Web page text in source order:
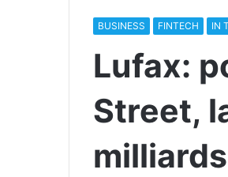
BUSINESS FINTECH IN
Lufax:
Street,